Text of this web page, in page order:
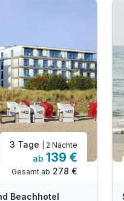
3 Tage | 2 Nächte
ab 139 €
Gesamt ab 278 €
Beachhotel